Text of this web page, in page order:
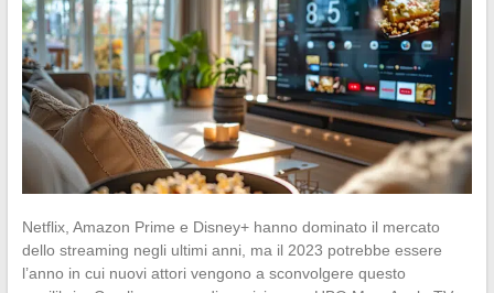
Netflix, Amazon Prime e Disney+ hanno dominato il mercato
dello streaming negli ultimi anni, ma il 2023 potrebbe essere
l’anno in cui nuovi attori vengono a sconvolgere questo